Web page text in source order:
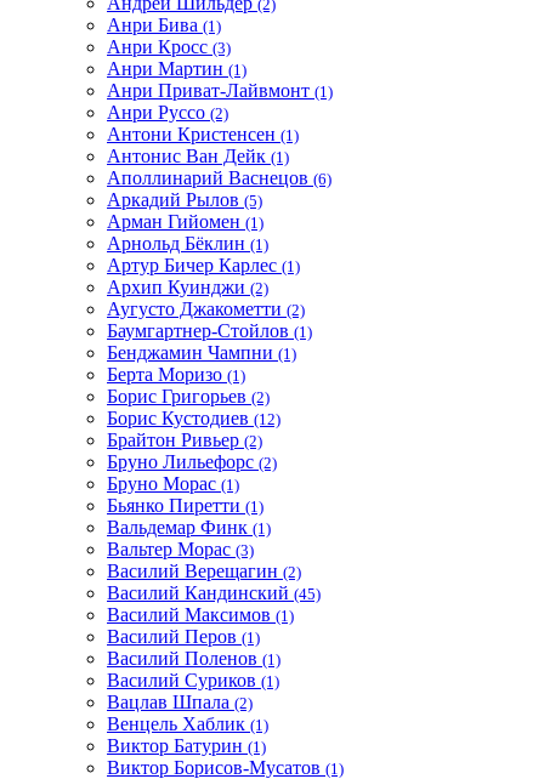
(2)
Анри Бива (1)
Анри Кросс (3)
Анри Мартин (1)
Анри Приват-Лайвмонт (1)
Анри Руссо (2)
Антони Кристенсен (1)
Антонис Ван Дейк (1)
Аполлинарий Васнецов (6)
Аркадий Рылов (5)
Арман Гийомен (1)
Арнольд Бёклин (1)
Артур Бичер Карлес (1)
Архип Куинджи (2)
Аугусто Джакометти (2)
Баумгартнер-Стойлов (1)
Бенджамин Чампни (1)
Берта Моризо (1)
Борис Григорьев (2)
Борис Кустодиев (12)
Брайтон Ривьер (2)
Бруно Лильефорс (2)
Бруно Морас (1)
Бьянко Пиретти (1)
Вальдемар Финк (1)
Вальтер Морас (3)
Василий Верещагин (2)
Василий Кандинский (45)
Василий Максимов (1)
Василий Перов (1)
Василий Поленов (1)
Василий Суриков (1)
Вацлав Шпала (2)
Венцель Хаблик (1)
Виктор Батурин (1)
Виктор Борисов-Мусатов (1)